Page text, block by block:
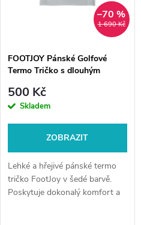
1 690 Kč
–70 %
FOOTJOY Pánské Golfové
Termo Tričko s dlouhým
500 Kč
Skladem
ZOBRAZIT
Lehké a hřejivé pánské termo
tričko FootJoy v šedé barvě.
Poskytuje dokonalý komfort a